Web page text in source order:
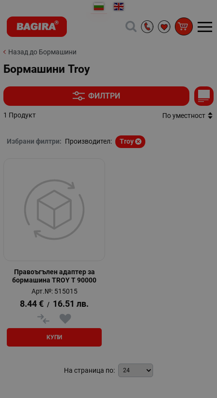
Назад до Бормашини
Бормашини Troy
ФИЛТРИ
1 Продукт По уместност
Избрани филтри: Производител: Troy
Правоъгълен адаптер за
бормашина TROY T 90000
Арт.№: 515015
8.44 € / 16.51 лв.
КУПИ
На страница по: